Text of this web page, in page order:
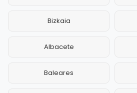
Bizkaia
Albacete
Baleares